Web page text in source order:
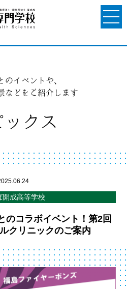
のイベントや、
などをご紹介します
ックス
開成高等学校
のコラボイベント！第2回
クリニックのご案内